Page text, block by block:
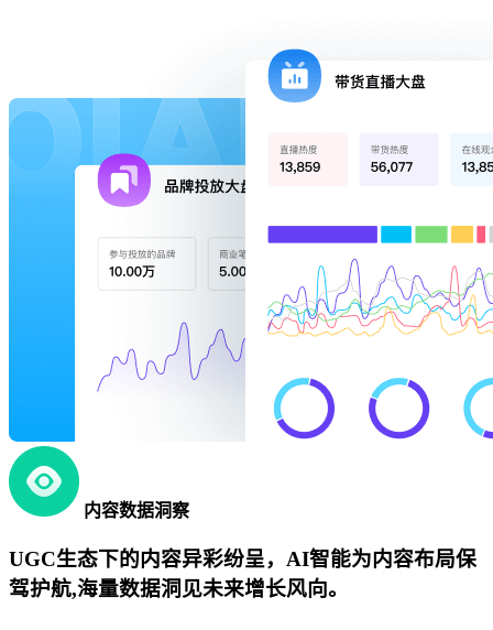
内容数据洞察
UGC生态下的内容异彩纷呈，AI智能为内容布局保
驾护航,海量数据洞见未来增长风向。